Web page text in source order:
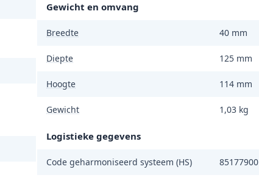
Gewicht en omvang
Breedte 40 mm
Diepte 125 mm
Hoogte 114 mm
Gewicht 1,03 kg
Logistieke gegevens
Code geharmoniseerd systeem (HS) 85177900